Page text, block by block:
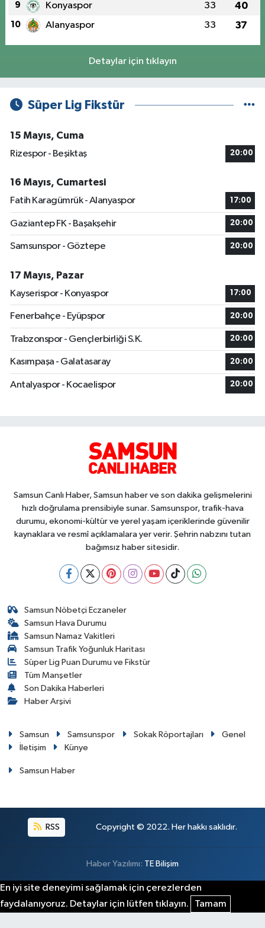
9 Konyaspor 33 40
10 Alanyaspor 33 37
Detaylar için tıklayın
Süper Lig Fikstür
15 Mayıs, Cuma
Rizespor - Beşiktaş
20:00
16 Mayıs, Cumartesi
Fatih Karagümrük - Alanyaspor
17:00
Gaziantep FK - Başakşehir 20:00
Samsunspor - Göztepe 20:00
17 Mayıs, Pazar
Kayserispor - Konyaspor
17:00
Fenerbahçe - Eyüpspor 20:00
Trabzonspor - Gençlerbirliği S.K. 20:00
Kasımpaşa - Galatasaray 20:00
Antalyaspor - Kocaelispor 20:00
Samsun Canlı Haber, Samsun haber ve son dakika gelişmelerini
hızlı doğrulama prensibiyle sunar. Samsunspor, trafik-hava
durumu, ekonomi-kültür ve yerel yaşam içeriklerinde güvenilir
kaynaklara ve resmî açıklamalara yer verir. Şehrin nabzını tutan
bağımsız haber sitesidir.
Samsun Nöbetçi Eczaneler
Samsun Hava Durumu
Samsun Namaz Vakitleri
Samsun Trafik Yoğunluk Haritası
Süper Lig Puan Durumu ve Fikstür
Tüm Manşetler
Son Dakika Haberleri
Haber Arşivi
Samsun Samsunspor Sokak Röportajları
Genel
İletişim
Künye
Samsun Haber
RSS Copyright © 2022. Her hakkı saklıdır.
Haber Yazılımı: TE Bilişim
En iyi site deneyimi sağlamak için çerezlerden
faydalanıyoruz. Detaylar için lütfen tıklayın.
Tamam